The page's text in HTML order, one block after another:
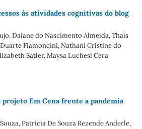
às atividades cognitivas do blog
Daiane do Nascimento Almeida, Thaís
Fiamoncini, Nathani Cristine do
Satler, Maysa Luchesi Cera
Em Cena frente a pandemia
Patricia De Souza Rezende Anderle,